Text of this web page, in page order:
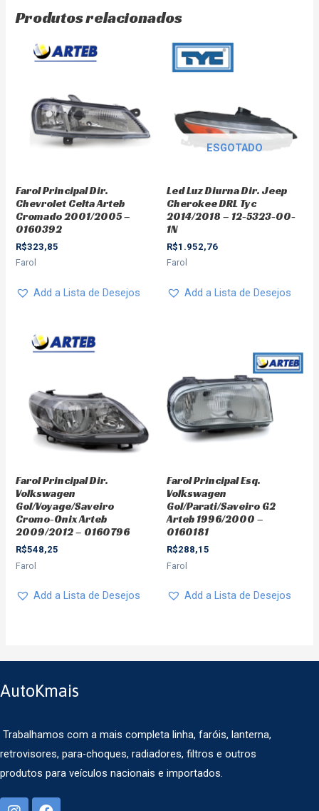
Produtos relacionados
Farol Principal Dir.
Chevrolet Celta Arteb
Cromado 2001/2005 –
0160392
R$323,85
Farol
Add a Lista de Desejos
ESGOTADO
Led Luz Diurna Dir. Jeep
Cherokee DRL Tyc
2014/2018 – 12-5323-00-
1N
R$1.952,76
Farol
Add a Lista de Desejos
Farol Principal Dir.
Volkswagen
Gol/Voyage/Saveiro
Cromo-Onix Arteb
2009/2012 – 0160796
R$548,25
Farol
Add a Lista de Desejos
Farol Principal Esq.
Volkswagen
Gol/Parati/Saveiro G2
Arteb 1996/2000 –
0160181
R$288,15
Farol
Add a Lista de Desejos
AutoKmais
Trabalhamos com a mais completa linha, faróis, lanterna,
retrovisores, para-choques, radiadores, filtros e outros
produtos para veículos nacionais e importados.